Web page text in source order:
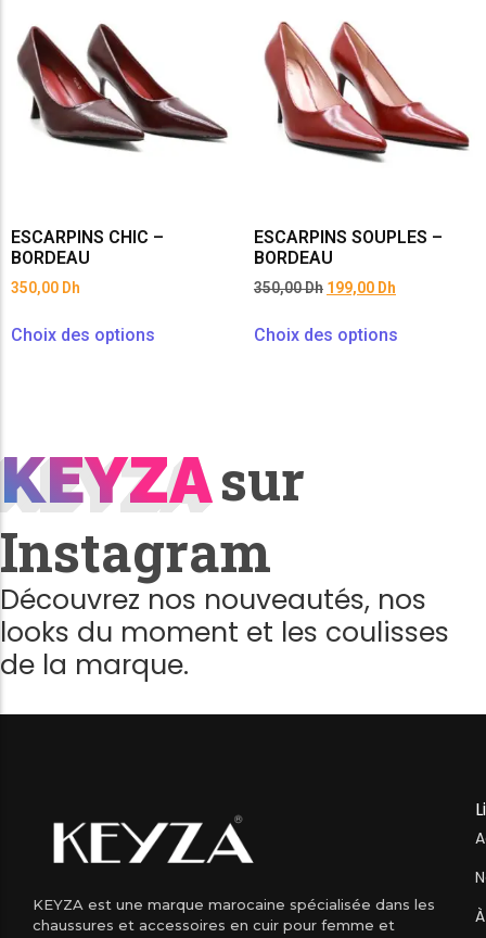
ESCARPINS CHIC –
BORDEAU
350,00 Dh
Choix des options
ESCARPINS SOUPLES –
BORDEAU
350,00Dh 199,00 Dh
Choix des options
KEYZA
KEYZAsur
Instagram
Découvrez nos nouveautés, nos
looks du moment et les coulisses
de la marque.
KEYZA est une marque marocaine spécialisée dans les
chaussures et accessoires en cuir pour femme et